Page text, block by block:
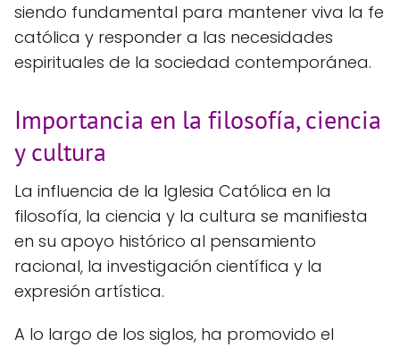
siendo fundamental para mantener viva la fe
católica y responder a las necesidades
espirituales de la sociedad contemporánea.
Importancia en la filosofía, ciencia
y cultura
La influencia de la Iglesia Católica en la
filosofía, la ciencia y la cultura se manifiesta
en su apoyo histórico al pensamiento
racional, la investigación científica y la
expresión artística.
A lo largo de los siglos, ha promovido el